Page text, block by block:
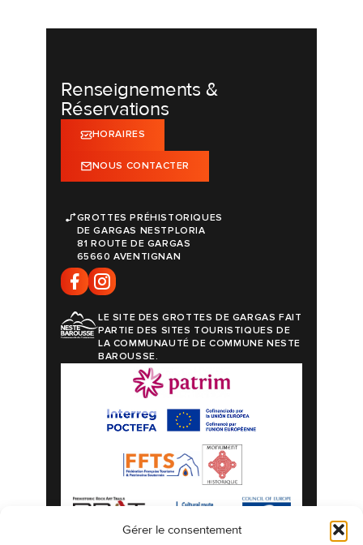
Gérer le consentement
Renseignements &
Réservations
HORAIRES
NOUS CONTACTER
GROTTES PRÉHISTORIQUES
DE GARGAS NESTPLORIA
81 ROUTE DE GARGAS
65660 AVENTIGNAN
LE SITE DES GROTTES DE GARGAS FAIT
PARTIE DES SITES TOURISTIQUES DE
LA COMMUNAUTÉ DE COMMUNE NESTE
BAROUSSE.